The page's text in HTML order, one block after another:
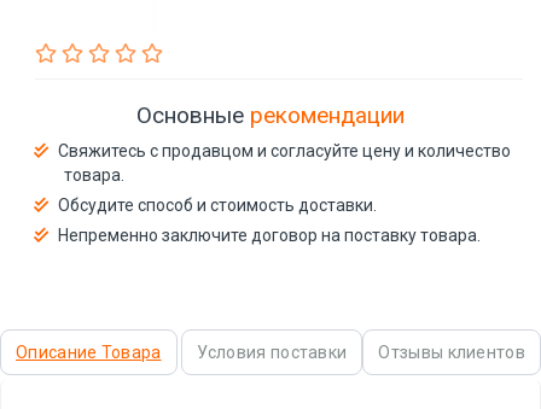
Основные рекомендации
Свяжитесь с продавцом и согласуйте цену и количество
товара.
Обсудите способ и стоимость доставки.
Непременно заключите договор на поставку товара.
Описание Товара Условия поставки Отзывы клиентов